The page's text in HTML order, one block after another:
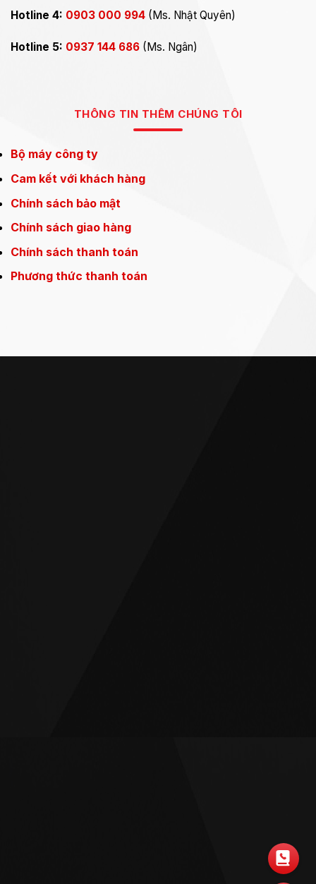
Hotline 4: 0903 000 994 (Ms. Nhật Quyên)
Hotline 5: 0937 144 686 (Ms. Ngân)
THÔNG TIN THÊM CHÚNG TÔI
Bộ máy công ty
Cam kết với khách hàng
Chính sách bảo mật
Chính sách giao hàng
Chính sách thanh toán
Phương thức thanh toán